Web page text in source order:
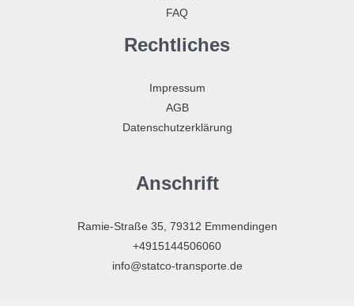
FAQ
Rechtliches
Impressum
AGB
Datenschutzerklärung
Anschrift
Ramie-Straße 35, 79312 Emmendingen
+4915144506060
info@statco-transporte.de